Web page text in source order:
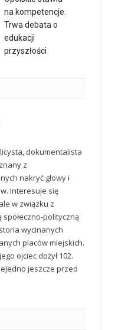
na kompetencje.
Trwa debata o
edukacji
przyszłości
dokumentalista
z
nakryć głowy i
Interesuje się
w związku z
polityczną
wycinanych
placów miejskich.
ojciec dożył 102.
jeszcze przed